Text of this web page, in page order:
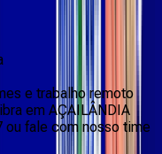
e trabalho remoto
em AÇAILÂNDIA
fale com nosso time